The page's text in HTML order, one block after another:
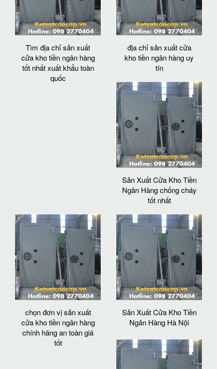
Tìm địa chỉ sản xuất
cửa kho tiền ngân hàng
tốt nhất xuất khẩu toàn
quốc
địa chỉ sản xuất cửa
kho tiền ngân hàng uy
tín
Sản Xuất Cửa Kho Tiền
Ngân Hàng chống cháy
tốt nhất
chọn đơn vị sản xuất
cửa kho tiền ngân hàng
chính hãng an toàn giá
tốt
Sản Xuất Cửa Kho Tiền
Ngân Hàng Hà Nội